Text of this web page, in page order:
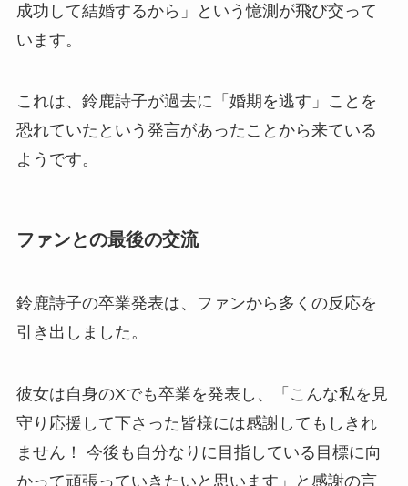
成功して結婚するから」という憶測が飛び交って
います。
これは、鈴鹿詩子が過去に「婚期を逃す」ことを
恐れていたという発言があったことから来ている
ようです。
ファンとの最後の交流
鈴鹿詩子の卒業発表は、ファンから多くの反応を
引き出しました。
彼女は自身のXでも卒業を発表し、「こんな私を見
守り応援して下さった皆様には感謝してもしきれ
ません！ 今後も自分なりに目指している目標に向
かって頑張っていきたいと思います」と感謝の言